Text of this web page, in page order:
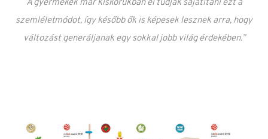
A gyermekek már kiskorukban el tudják sajátítani ezt a
szemléletmódot, így később ők is képesek lesznek arra, hogy
változást generáljanak egy sokkal jobb világ érdekében.”